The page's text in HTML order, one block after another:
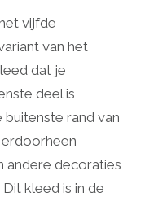
vijfde
van het
dat je
deel is
rand van
andere decoraties
kleed is in de